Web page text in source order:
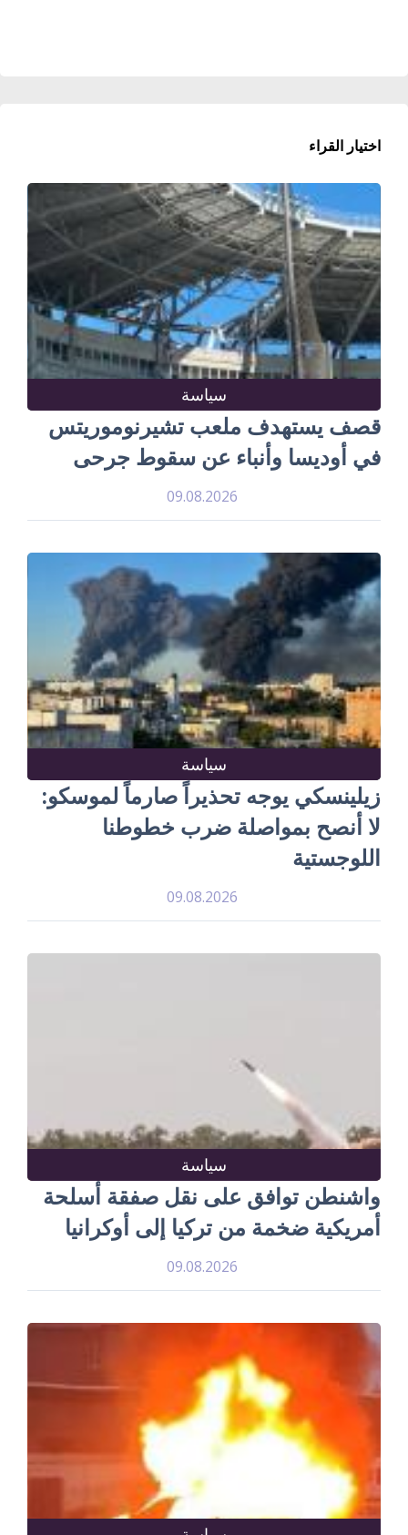
اختيار القراء
سياسة
قصف يستهدف ملعب تشيرنوموريتس
في أوديسا وأنباء عن سقوط جرحى
09.08.2026
سياسة
زيلينسكي يوجه تحذيراً صارماً لموسكو:
لا أنصح بمواصلة ضرب خطوطنا
اللوجستية
09.08.2026
سياسة
واشنطن توافق على نقل صفقة أسلحة
أمريكية ضخمة من تركيا إلى أوكرانيا
09.08.2026